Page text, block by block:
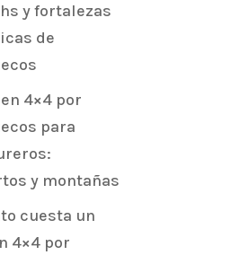
y fortalezas
de
4×4 por
para
y montañas
cuesta un
4×4 por